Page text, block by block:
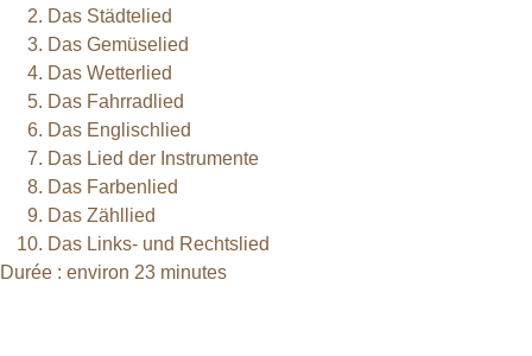
Das Städtelied
Das Gemüselied
Das Wetterlied
Das Fahrradlied
Das Englischlied
Das Lied der Instrumente
Das Farbenlied
Das Zähllied
Das Links- und Rechtslied
Durée : environ 23 minutes